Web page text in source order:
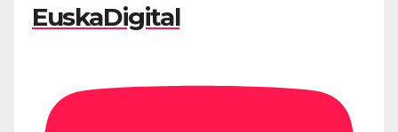
EuskaDigital